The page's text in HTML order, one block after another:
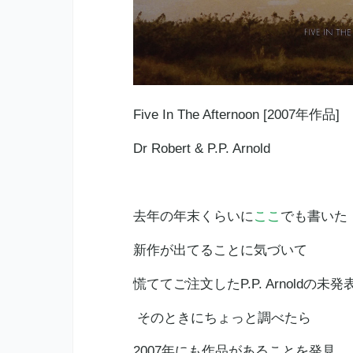
Five In The Afternoon [2007年作品]
Dr Robert & P.P. Arnold
去年の年末くらいにここ でも書いた
新作が出てることに気づいて
慌ててご注文したP.P. Arnoldの未発
そのときにちょっと調べたら